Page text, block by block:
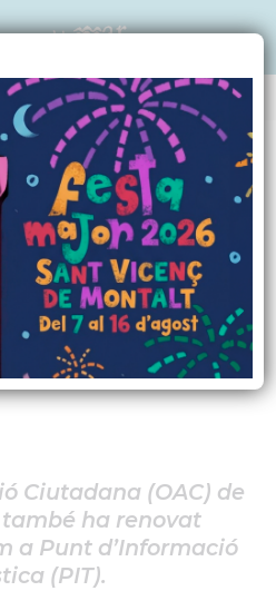
Sant
aquest
Ciutadana (OAC) de
ha renovat
a Punt d’Informació
(PIT).